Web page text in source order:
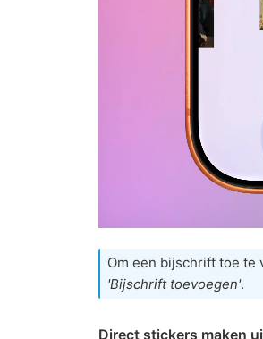
Om een bijschrift toe te
'Bijschrift toevoegen'.
Direct stickers maken